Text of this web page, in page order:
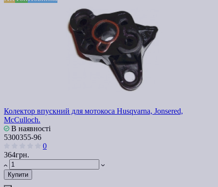
Колектор впускний для мотокоса Husqvarna, Jonsered,
McCulloch.
В наявності
5300355-96
0
364грн.
Купити